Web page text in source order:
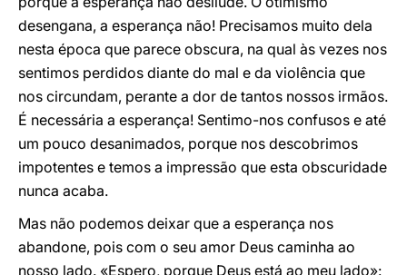
desengana, a esperança não! Precisamos muito dela
nesta época que parece obscura, na qual às vezes nos
sentimos perdidos diante do mal e da violência que
nos circundam, perante a dor de tantos nossos irmãos.
É necessária a esperança! Sentimo-nos confusos e até
um pouco desanimados, porque nos descobrimos
impotentes e temos a impressão que esta obscuridade
nunca acaba.
Mas não podemos deixar que a esperança nos
abandone, pois com o seu amor Deus caminha ao
nosso lado. «Espero, porque Deus está ao meu lado»: